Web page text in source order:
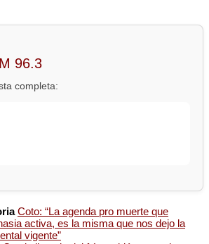
96.3
completa:
Coto: “La agenda pro muerte que
activa, es la misma que nos dejo la
vigente”